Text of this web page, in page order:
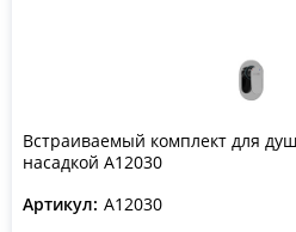
Встраиваемый комплект для
насадкой A12030
Артикул: A12030